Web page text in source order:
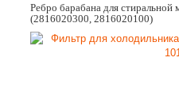
Ребро барабана для
(2816020300, 2816020100)